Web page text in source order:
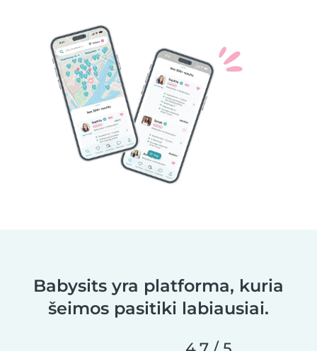
Babysits yra platforma, kuria
šeimos pasitiki labiausiai.